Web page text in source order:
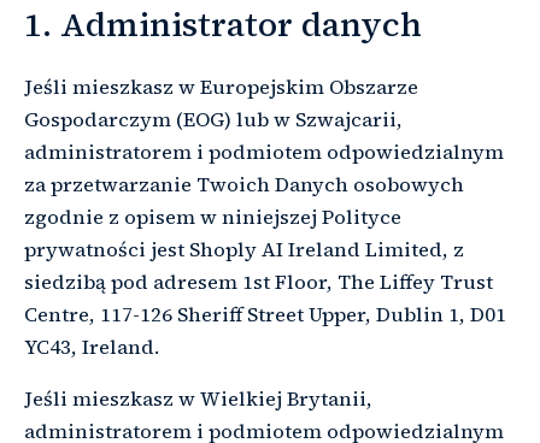
1. Administrator danych
Jeśli mieszkasz w Europejskim Obszarze
Gospodarczym (EOG) lub w Szwajcarii,
administratorem i podmiotem odpowiedzialnym
za przetwarzanie Twoich Danych osobowych
zgodnie z opisem w niniejszej Polityce
prywatności jest Shoply AI Ireland Limited, z
siedzibą pod adresem 1st Floor, The Liffey Trust
Centre, 117-126 Sheriff Street Upper, Dublin 1, D01
YC43, Ireland.
Jeśli mieszkasz w Wielkiej Brytanii,
administratorem i podmiotem odpowiedzialnym